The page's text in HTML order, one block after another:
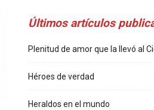
Últimos artículos
Plenitud de amor que la llevó al
Héroes de verdad
Heraldos en el mundo